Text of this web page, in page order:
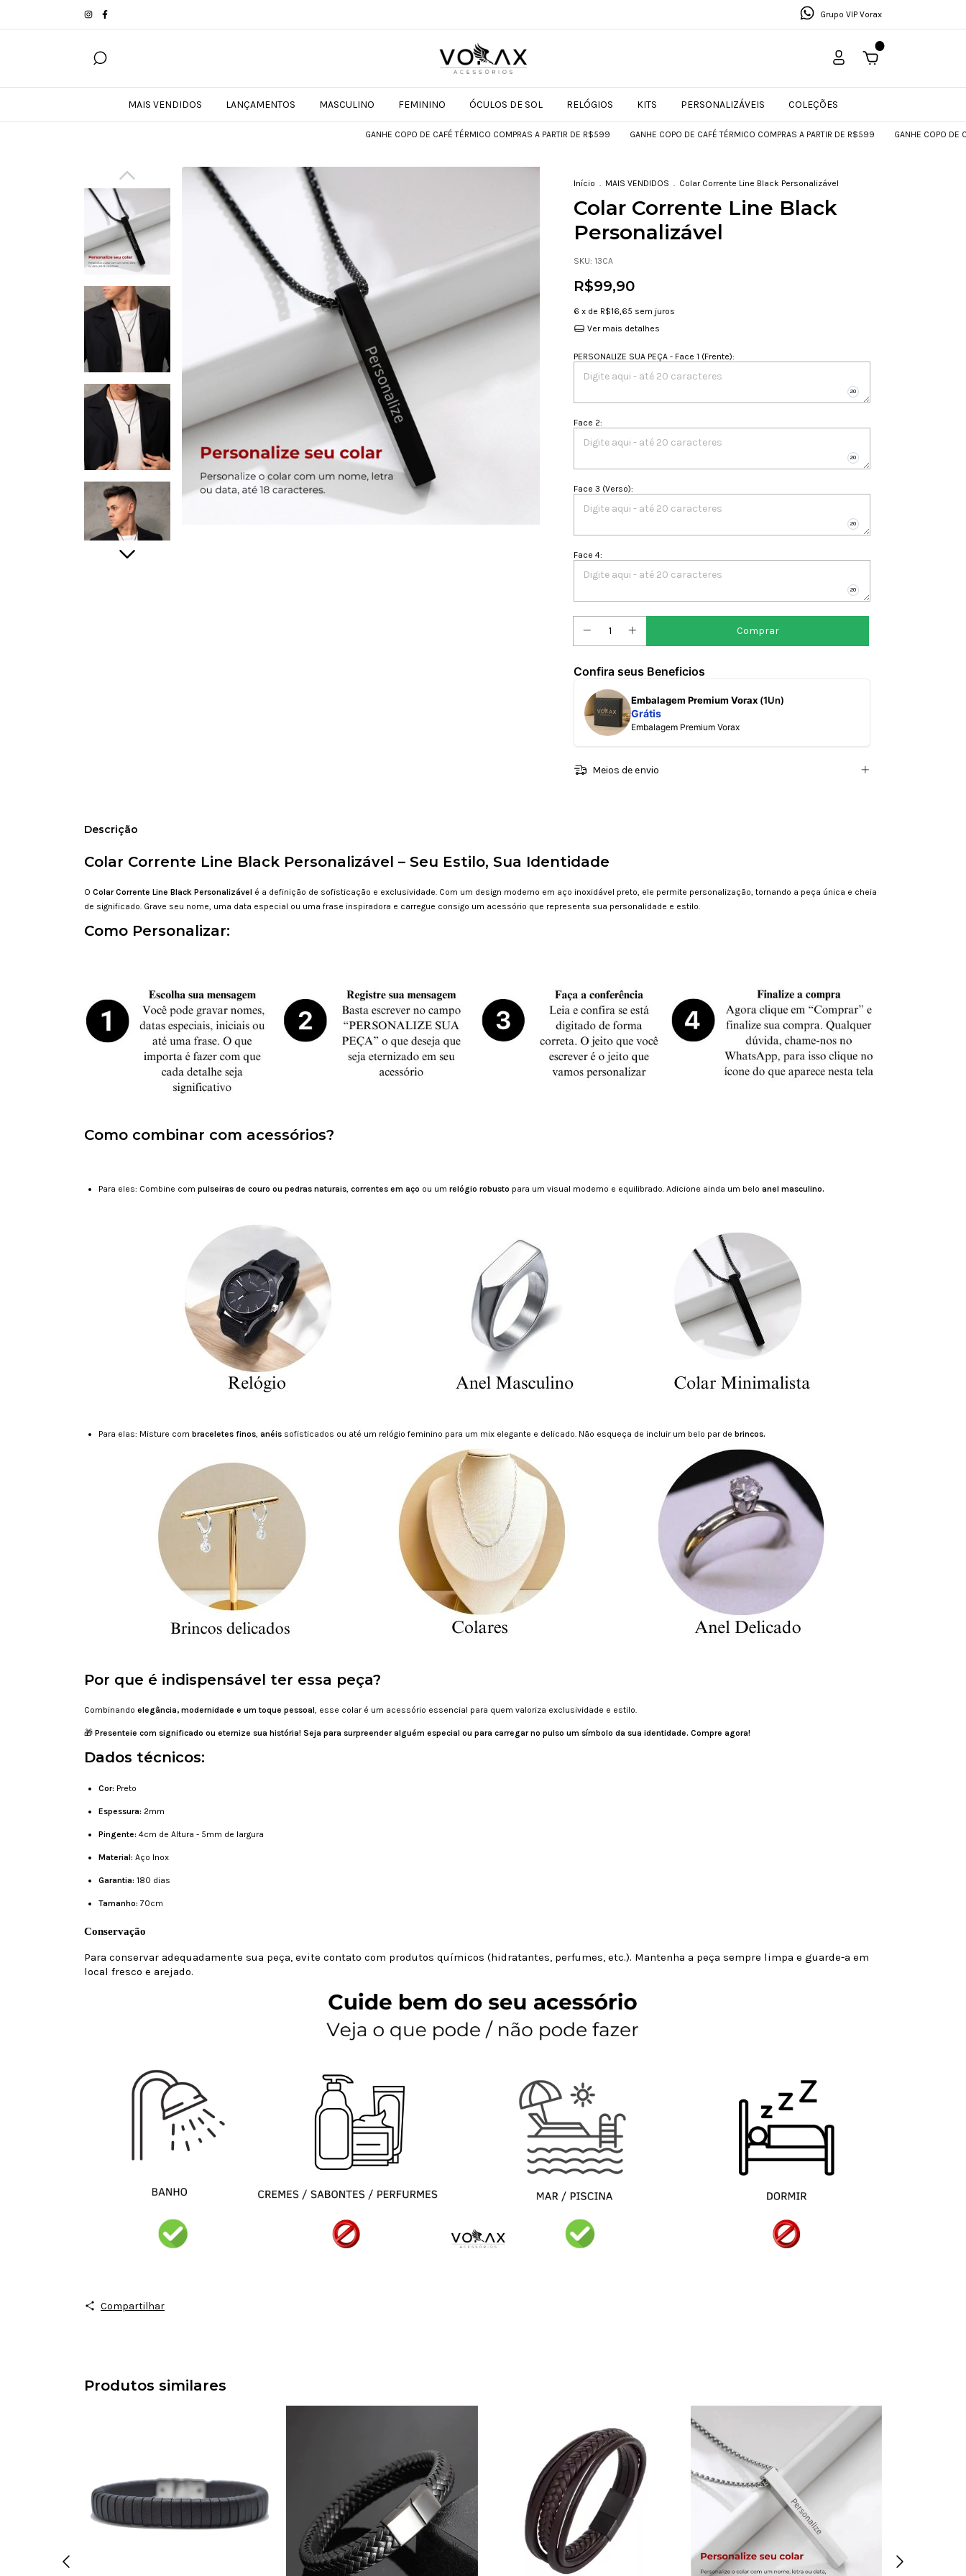
Grupo VIP Vorax
MAIS VENDIDOS LANÇAMENTOS MASCULINO FEMININO ÓCULOS DE SOL RELÓGIOS KITS PERSONALIZÁVEIS COLEÇÕES
GANHE COPO DE CAFÉ TÉRMICO COMPRAS A PARTIR DE R$599 GANHE COPO DE CAFÉ TÉRMICO COMPRAS A PARTIR DE R$599 GANHE COPO DE CAFÉ
Início . MAIS VENDIDOS . Colar Corrente Line Black Personalizável
Colar Corrente Line Black
Personalizável
SKU: 13CA
R$99,90
6 x de R$16,65 sem juros
Ver mais detalhes
PERSONALIZE SUA PEÇA - Face 1 (Frente):
Face 2:
Face 3 (Verso):
Face 4:
Confira seus Beneficios
Embalagem Premium Vorax (1Un)
Grátis
Embalagem Premium Vorax
Meios de envio
Descrição
Colar Corrente Line Black Personalizável – Seu Estilo, Sua Identidade
O Colar Corrente Line Black Personalizável é a definição de sofisticação e exclusividade. Com um design moderno em aço inoxidável preto, ele permite personalização, tornando a peça única e cheia
de significado. Grave seu nome, uma data especial ou uma frase inspiradora e carregue consigo um acessório que representa sua personalidade e estilo.
Como Personalizar:
Como combinar com acessórios?
Para eles: Combine com pulseiras de couro ou pedras naturais correntes em aço ou um relógio robusto para um visual moderno e equilibrado. Adicione ainda um belo anel masculino.
Para elas: Misture com braceletes finos anéis sofisticados ou até um relógio feminino para um mix elegante e delicado. Não esqueça de incluir um belo par de brincos.
Por que é indispensável ter essa peça?
Combinando elegância, modernidade e um toque pessoal , esse colar é um acessório essencial para quem valoriza exclusividade e estilo.
🎁 Presenteie com significado ou eternize sua história! Seja para surpreender alguém especial ou para carregar no pulso um símbolo da sua identidade. Compre agora!
Dados técnicos:
Cor: Preto
Espessura: 2mm
Pingente: 4cm de Altura - 5mm de largura
Material: Aço Inox
Garantia: 180 dias
Tamanho:70cm
Conservação
Para conservar adequadamente sua peça, evite contato com produtos químicos (hidratantes, perfumes, etc.). Mantenha a peça sempre limpa e guarde-a em
local fresco e arejado.
Compartilhar
Produtos similares